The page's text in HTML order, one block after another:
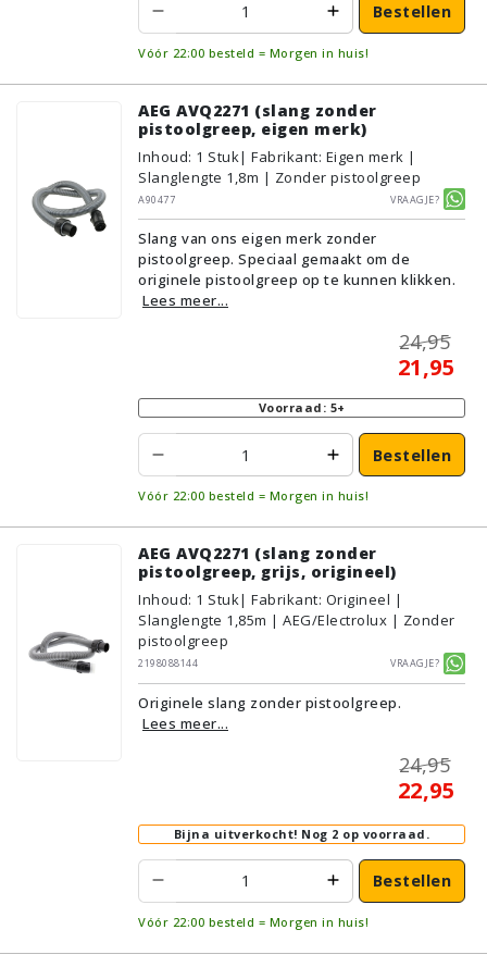
Bestellen
Vóór 22:00 besteld = Morgen in huis!
AEG AVQ2271 (slang zonder
pistoolgreep, eigen merk)
Inhoud: 1 Stuk| Fabrikant: Eigen merk |
Slanglengte 1,8m | Zonder pistoolgreep
A90477
Vraagje?
Slang van ons eigen merk zonder
pistoolgreep. Speciaal gemaakt om de
originele pistoolgreep op te kunnen klikken.
Lees meer...
24,95
21,95
Voorraad: 5+
Bestellen
Vóór 22:00 besteld = Morgen in huis!
AEG AVQ2271 (slang zonder
pistoolgreep, grijs, origineel)
Inhoud: 1 Stuk| Fabrikant: Origineel |
Slanglengte 1,85m | AEG/Electrolux | Zonder
pistoolgreep
2198088144
Vraagje?
Originele slang zonder pistoolgreep.
Lees meer...
24,95
22,95
Bijna uitverkocht! Nog 2 op voorraad.
Bestellen
Vóór 22:00 besteld = Morgen in huis!